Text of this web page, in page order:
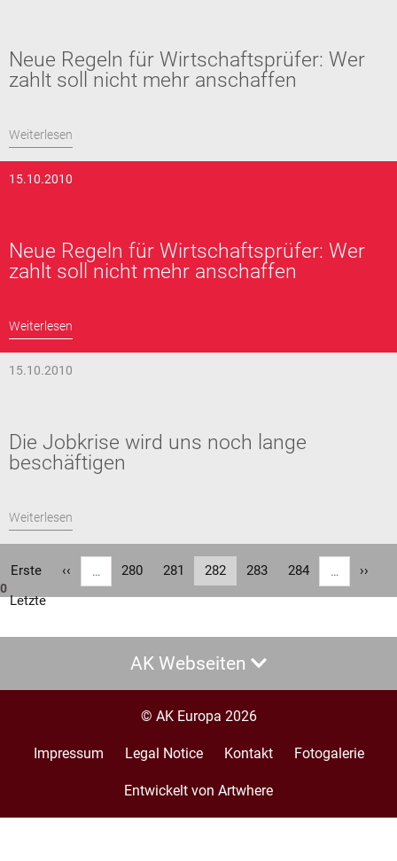
Neue Regeln für Wirtschaftsprüfer: Wer
zahlt soll nicht mehr anschaffen
Weiterlesen
15.10.2010
Neue Regeln für Wirtschaftsprüfer: Wer
zahlt soll nicht mehr anschaffen
Weiterlesen
15.10.2010
Die Jobkrise wird uns noch lange
beschäftigen
Weiterlesen
Seitennummerierung
Erste
Erste
Vorherige
Seite
‹‹ … Seite
280 Seite
281
Aktuelle
Seite
282 Seite
283 Seite
284 …
››
Letzte
Letzte
AK Webseiten
© AK Europa 2026
Footer
Impressum Legal Notice Kontakt Fotogalerie
Entwickelt von Artwhere